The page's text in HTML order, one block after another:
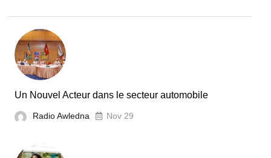
la
France
Un Nouvel Acteur dans le secteur automobile
Radio Awledna Nov 29